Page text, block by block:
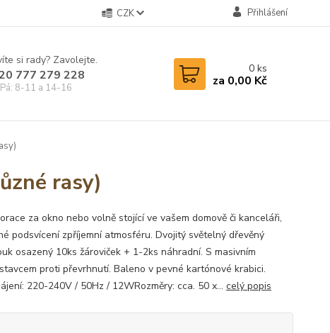
CZK Přihlášení
si rady? Zavolejte.
777 279 228
8-11 a 14-16
0 ks
za 0,00 Kč
rasy)
za okno nebo volně stojící ve vašem domově či kanceláři,
podsvícení zpříjemní atmosféru. Dvojitý světelný dřevěný
osazený 10ks žároviček + 1-2ks náhradní. S masivním
proti převrhnutí. Baleno v pevné kartónové krabici.
220-240V / 50Hz / 12WRozměry: cca. 50 x... celý popis